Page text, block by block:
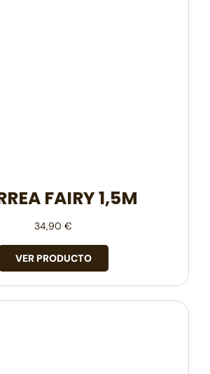
FAIRY 1,5M
34,90 €
VER PRODUCTO